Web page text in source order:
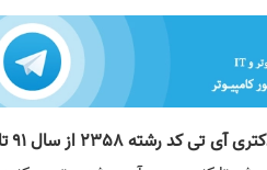
تی کد رشته 2358 از سال 91 تا سال 1402